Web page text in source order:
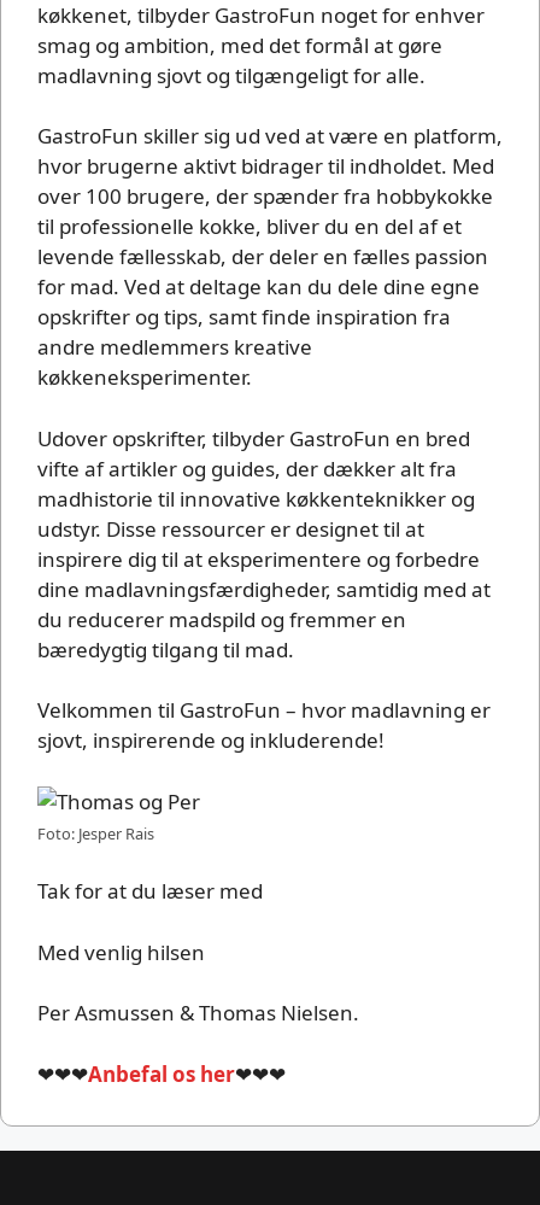
køkkenet, tilbyder GastroFun noget for enhver
smag og ambition, med det formål at gøre
madlavning sjovt og tilgængeligt for alle.
GastroFun skiller sig ud ved at være en platform,
hvor brugerne aktivt bidrager til indholdet. Med
over 100 brugere, der spænder fra hobbykokke
til professionelle kokke, bliver du en del af et
levende fællesskab, der deler en fælles passion
for mad. Ved at deltage kan du dele dine egne
opskrifter og tips, samt finde inspiration fra
andre medlemmers kreative
køkkeneksperimenter.
Udover opskrifter, tilbyder GastroFun en bred
vifte af artikler og guides, der dækker alt fra
madhistorie til innovative køkkenteknikker og
udstyr. Disse ressourcer er designet til at
inspirere dig til at eksperimentere og forbedre
dine madlavningsfærdigheder, samtidig med at
du reducerer madspild og fremmer en
bæredygtig tilgang til mad.
Velkommen til GastroFun – hvor madlavning er
sjovt, inspirerende og inkluderende!
Foto: Jesper Rais
Tak for at du læser med
Med venlig hilsen
Per Asmussen & Thomas Nielsen.
❤❤❤Anbefal os her❤❤❤